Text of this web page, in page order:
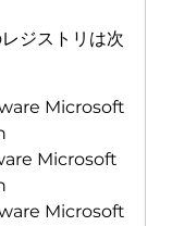
ジストリは次
Microsoft
Microsoft
Microsoft